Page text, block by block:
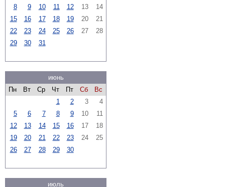
8
9 10 11 12 13
14
15
16 17 18 19 20
21
22
23 24 25 26 27
28
29
30 31
июнь
Пн
Вт Ср Чт Пт Сб
Вс
1
2 3
4
5
6 7 8 9 10
11
12
13 14 15 16 17
18
19
20 21 22 23 24
25
26
27 28 29 30
июль